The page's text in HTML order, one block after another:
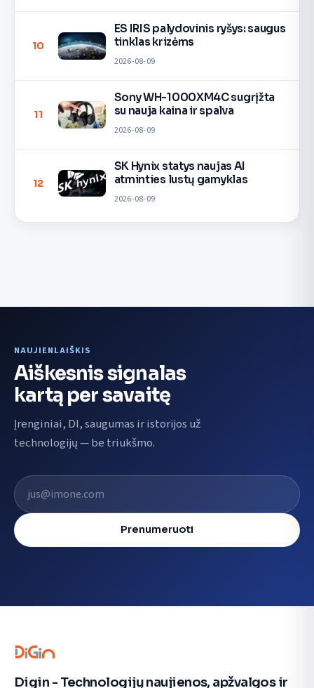
10
ES IRIS palydovinis ryšys: saugus
tinklas krizėms
2026-08-09
11
Sony WH-1000XM4C sugrįžta
su nauja kaina ir spalva
2026-08-09
12
SK Hynix statys naujas AI
atminties lustų gamyklas
2026-08-09
NAUJIENLAIŠKIS
Aiškesnis signalas
kartą per savaitę
Įrenginiai, DI, saugumas ir istorijos už
technologijų — be triukšmo.
El. pašto adresas
Prenumeruoti
Digin - Technologijų naujienos, apžvalgos ir